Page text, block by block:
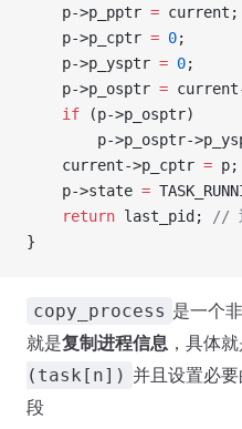
    p->p_pptr
= current;
    p->p_cptr
= 0;
    p->p_ysptr
= 0;
    p->p_osptr
=
    if
(p->p_osptr)
p->p_osptr-
    current->p_cptr
= p;
    p->state
=
    return
last_pid;
//
}
copy_process 是一个
就是复制进程信息 ，具体
(task[n]) 并且设置必
段